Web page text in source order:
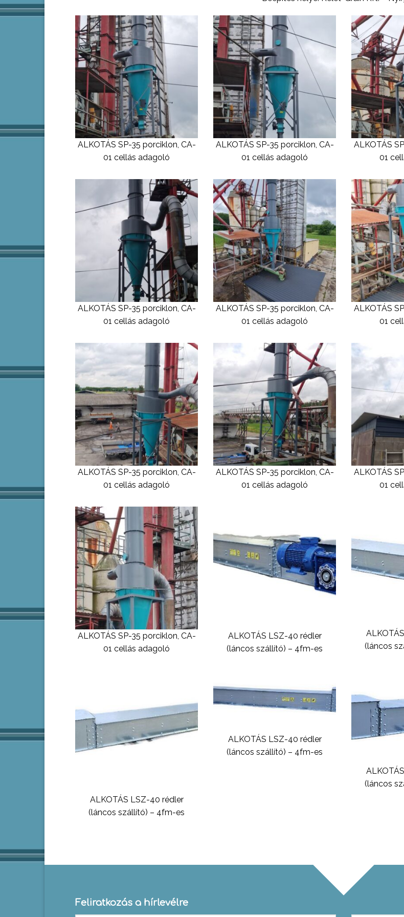
ALKOTÁS SP-35 porciklon, CA-
01 cellás adagoló
ALKOTÁS SP-35 porciklon, CA-
01 cellás adagoló
ALKOTÁS
01
ALKOTÁS SP-35 porciklon, CA-
01 cellás adagoló
ALKOTÁS SP-35 porciklon, CA-
01 cellás adagoló
ALKOTÁS
01
ALKOTÁS SP-35 porciklon, CA-
01 cellás adagoló
ALKOTÁS SP-35 porciklon, CA-
01 cellás adagoló
ALKOTÁS
01
ALKOTÁS SP-35 porciklon, CA-
01 cellás adagoló
ALKOTÁS LSZ-40 rédler
(láncos szállító) – 4fm-es
(láncos
ALKOTÁS LSZ-40 rédler
(láncos szállító) – 4fm-es
ALKOTÁS LSZ-40 rédler
(láncos szállító) – 4fm-es
(láncos
Feliratkozás a hírlevélre